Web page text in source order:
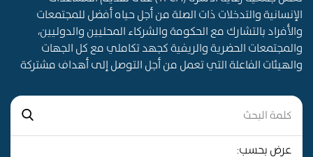
الإنسانية والتدخلات ذات الصلة من أجل حياه أفضل للمجتمعات
والأفراد بالتشارك مع الحكومة والشركاء المحليين والدوليين،
والمجتمعات الحضرية والريفية كجهد تكاملي مع كل الجهات
والهيئات الفاعلة التي تعمل من أجل التوصل إلى أهداف مشتركة
عرض بحسب: